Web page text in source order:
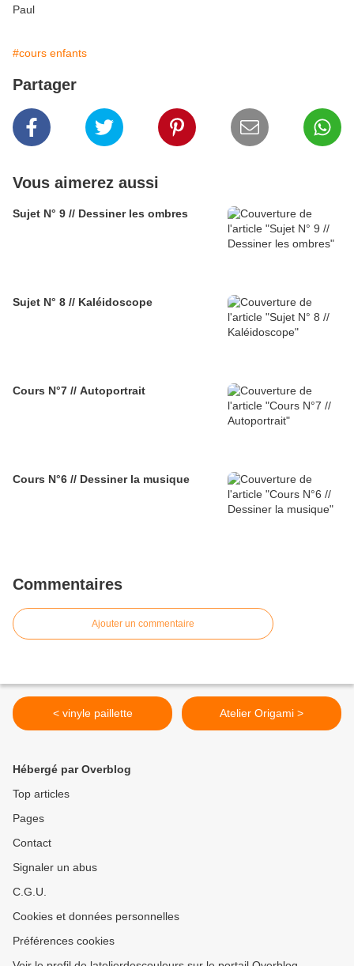
Paul
#cours enfants
Partager
Vous aimerez aussi
Sujet N° 9 // Dessiner les ombres
Sujet N° 8 // Kaléidoscope
Cours N°7 // Autoportrait
Cours N°6 // Dessiner la musique
Commentaires
Ajouter un commentaire
< vinyle paillette Atelier Origami >
Hébergé par Overblog
Top articles
Pages
Contact
Signaler un abus
C.G.U.
Cookies et données personnelles
Préférences cookies